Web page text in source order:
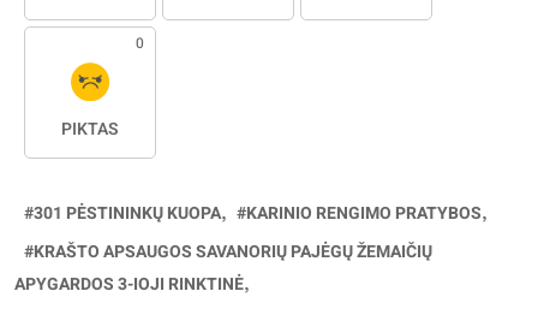
0
PIKTAS
301 PĖSTININKŲ KUOPA
KARINIO RENGIMO PRATYBOS
KRAŠTO APSAUGOS SAVANORIŲ PAJĖGŲ ŽEMAIČIŲ
APYGARDOS 3-IOJI RINKTINĖ